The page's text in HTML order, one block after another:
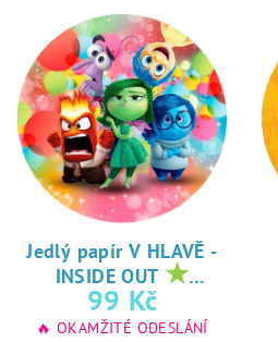
Jedlý papír V HLAVĚ -
INSIDE OUT ★
oblíbený tisk na
jedlý papír
99 Kč
🔥 OKAMŽITÉ ODESLÁNÍ